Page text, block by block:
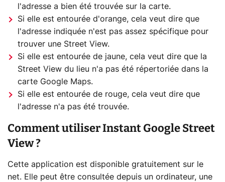
l'adresse a bien été trouvée sur la carte.
Si elle est entourée d'orange, cela veut dire que
l'adresse indiquée n'est pas assez spécifique pour
trouver une Street View.
Si elle est entourée de jaune, cela veut dire que la
Street View du lieu n'a pas été répertoriée dans la
carte Google Maps.
Si elle est entourée de rouge, cela veut dire que
l'adresse n'a pas été trouvée.
Comment utiliser Instant Google Street
View ?
Cette application est disponible gratuitement sur le
net. Elle peut être consultée depuis un ordinateur, une